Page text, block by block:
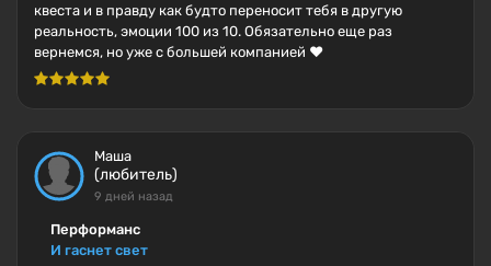
квеста и в правду как будто переносит тебя в другую
реальность, эмоции 100 из 10. Обязательно еще раз
вернемся, но уже с большей компанией ❤️
Маша
(любитель)
9 дней назад
Перформанс
И гаснет свет